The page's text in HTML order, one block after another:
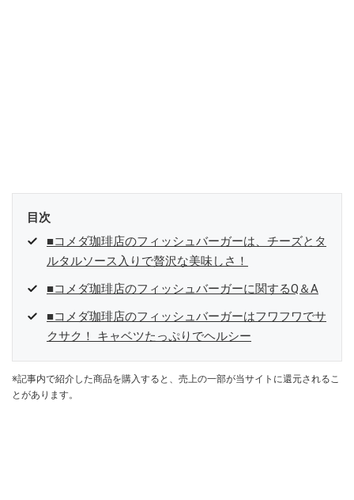
目次
■コメダ珈琲店のフィッシュバーガーは、チーズとタ
ルタルソース入りで贅沢な美味しさ！
■コメダ珈琲店のフィッシュバーガーに関するQ＆A
■コメダ珈琲店のフィッシュバーガーはフワフワでサ
クサク！ キャベツたっぷりでヘルシー
※記事内で紹介した商品を購入すると、売上の一部が当サイトに還元されるこ
とがあります。